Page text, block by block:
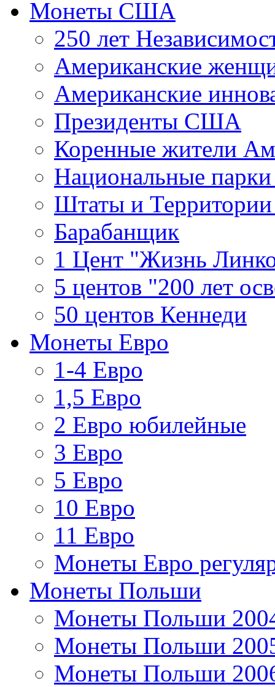
Монеты США
250 лет
Американские
Американские
Президенты США
Коренные жители
Национальные
Штаты и
Барабанщик
1 Цент "Жизнь
5 центов "200 лет
50 центов Кеннеди
Монеты Евро
1-4 Евро
1,5 Евро
2 Евро юбилейные
3 Евро
5 Евро
10 Евро
11 Евро
Монеты Евро
Монеты Польши
Монеты Польши
Монеты Польши
Монеты Польши